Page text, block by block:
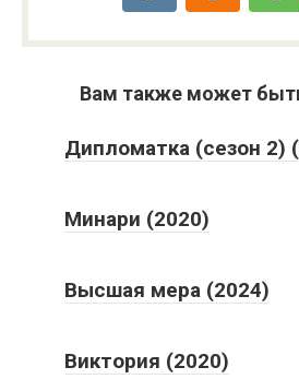
Вам также может
Дипломатка (сезон 2)
Минари (2020)
Высшая мера (2024)
Виктория (2020)